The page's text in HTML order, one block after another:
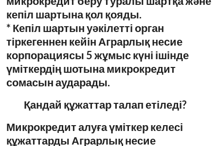
кепіл шартына қол қояды.
* Кепіл шартын уәкілетті орган
тіркегеннен кейін Аграрлық несие
корпорациясы 5 жұмыс күні ішінде
үміткердің шотына микрокредит
сомасын аударады.
Қандай құжаттар талап етіледі?
Микрокредит алуға үміткер келесі
құжаттарды Аграрлық несие